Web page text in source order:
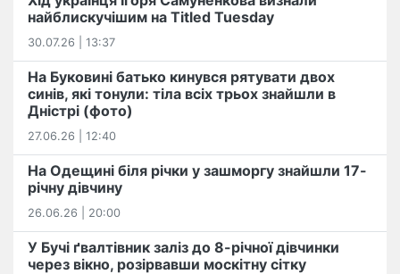
найблискучішим на Titled Tuesday
30.07.26 | 13:37
На Буковині батько кинувся рятувати двох
синів, які тонули: тіла всіх трьох знайшли в
Дністрі (фото)
27.06.26 | 12:40
На Одещині біля річки у зашморгу знайшли 17-
річну дівчину
26.06.26 | 20:00
У Бучі ґвалтівник заліз до 8-річної дівчинки
через вікно, розірвавши москітну сітку